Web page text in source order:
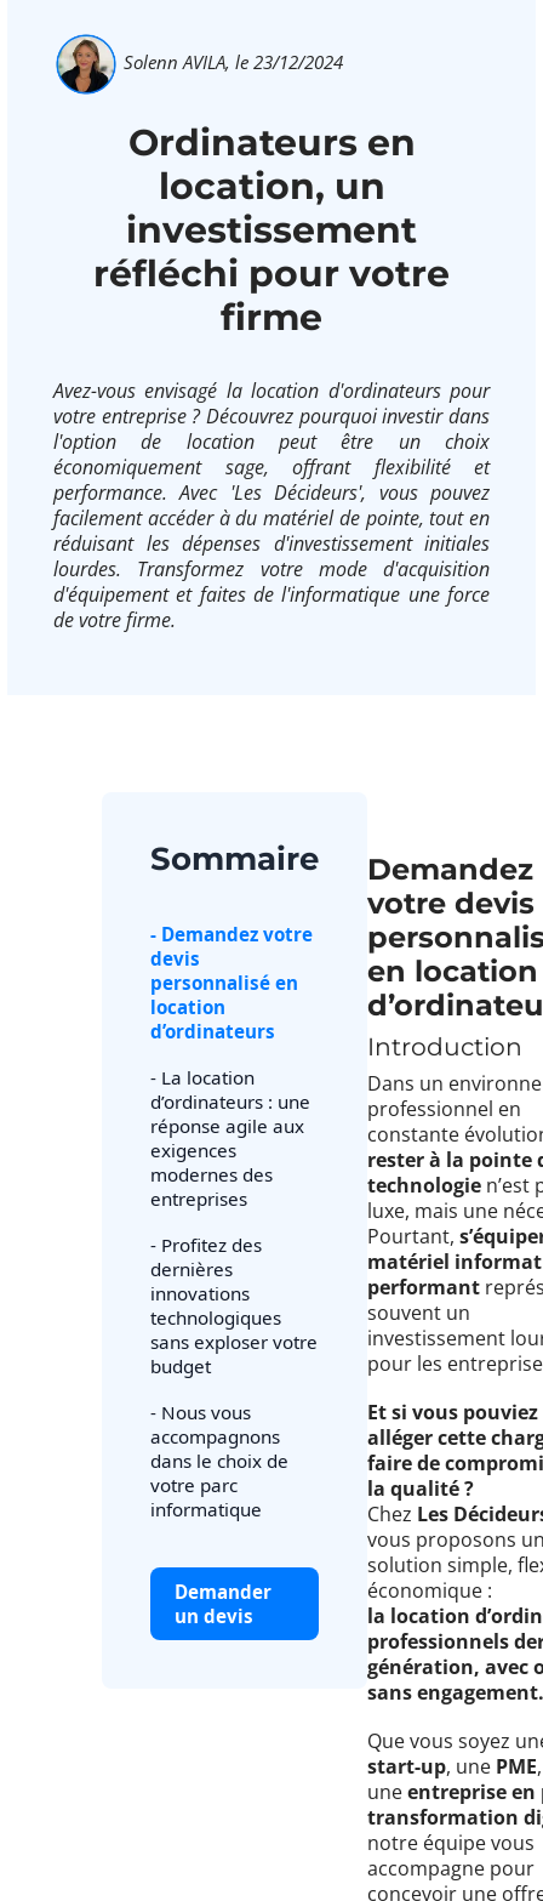
Solenn AVILA, le 23/12/2024
Ordinateurs en
location, un
investissement
réfléchi pour votre
firme
Avez-vous envisagé la location d'ordinateurs pour
votre entreprise ? Découvrez pourquoi investir dans
l'option de location peut être un choix
économiquement sage, offrant flexibilité et
performance. Avec 'Les Décideurs', vous pouvez
facilement accéder à du matériel de pointe, tout en
réduisant les dépenses d'investissement initiales
lourdes. Transformez votre mode d'acquisition
d'équipement et faites de l'informatique une force
de votre firme.
Sommaire
- Demandez votre
devis
personnalisé en
location
d’ordinateurs
- La location
d’ordinateurs : une
réponse agile aux
exigences
modernes des
entreprises
- Profitez des
dernières
innovations
technologiques
sans exploser votre
budget
- Nous vous
accompagnons
dans le choix de
votre parc
informatique
Demander
un devis
Demandez
votre devis
en location
Introduction
Dans un
professionnel en
constante
rester à la pointe
technologie n’est
luxe, mais une
Pourtant,
matériel
performant
souvent un
investissement
pour les
Et si vous pouviez
alléger cette
faire de
la qualité ?
Chez Les
vous proposons
solution simple,
économique :
la location
professionnels
génération, avec
sans engagement.
Que vous soyez
start-up, une PME
uneentreprise en
transformation
notre équipe vous
accompagne pour
concevoir une